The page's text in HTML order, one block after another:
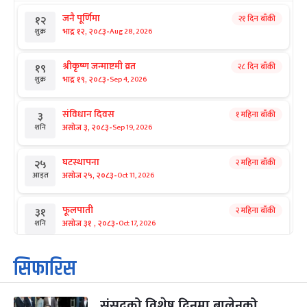
१२
शुक्र
जनै पूर्णिमा
भाद्र १२, २०८३-Aug 28, 2026
२१ दिन बाँकी
१९
शुक्र
श्रीकृष्ण जन्माष्टमी व्रत
भाद्र १९, २०८३-Sep 4, 2026
२८ दिन बाँकी
३
शनि
संविधान दिवस
असोज ३, २०८३-Sep 19, 2026
१ महिना बाँकी
२५
आइत
घटस्थापना
असोज २५, २०८३-Oct 11, 2026
२ महिना बाँकी
३१
शनि
फूलपाती
असोज ३१ , २०८३-Oct 17, 2026
२ महिना बाँकी
१
आइत
कार्तिक सङ्क्रान्ति
कार्तिक १, २०८३
सिफारिस